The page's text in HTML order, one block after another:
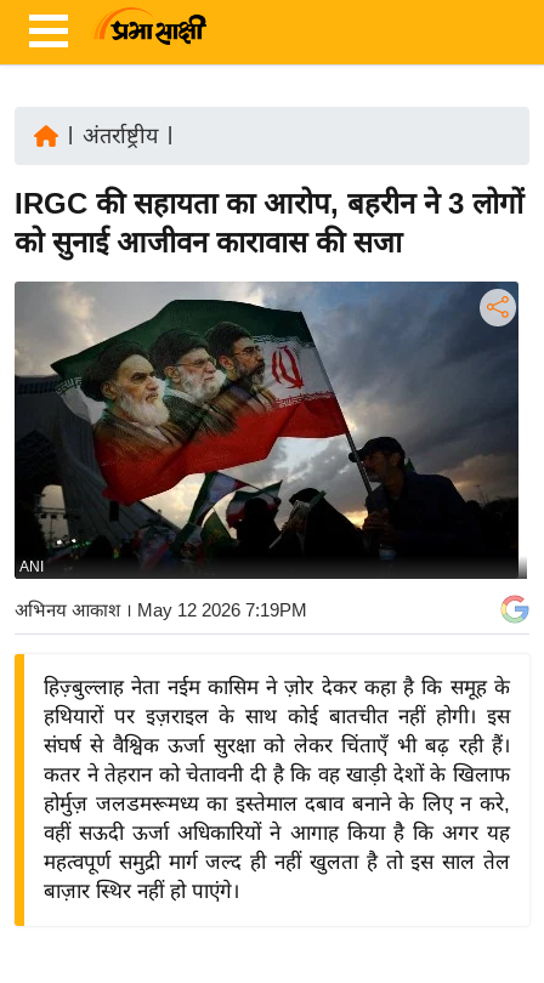
ज़ा
ख
ष्ट्री
र्रा
ष्ट्री
य
बि
ज़
द्यो
अंतर्राष्ट्रीय|
IRGC की सहायता का आरोप, बहरीन ने 3 लोगों
को सुनाई आजीवन कारावास की सजा
ANI
अभिनय आकाश। May 12 2026 7:19PM
हिज़्बुल्लाह नेता नईम कासिम ने ज़ोर देकर कहा है कि समूह के
हथियारों पर इज़राइल के साथ कोई बातचीत नहीं होगी। इस
संघर्ष से वैश्विक ऊर्जा सुरक्षा को लेकर चिंताएँ भी बढ़ रही हैं।
कतर ने तेहरान को चेतावनी दी है कि वह खाड़ी देशों के खिलाफ
होर्मुज़ जलडमरूमध्य का इस्तेमाल दबाव बनाने के लिए न करे,
वहीं सऊदी ऊर्जा अधिकारियों ने आगाह किया है कि अगर यह
महत्वपूर्ण समुद्री मार्ग जल्द ही नहीं खुलता है तो इस साल तेल
बाज़ार स्थिर नहीं हो पाएंगे।